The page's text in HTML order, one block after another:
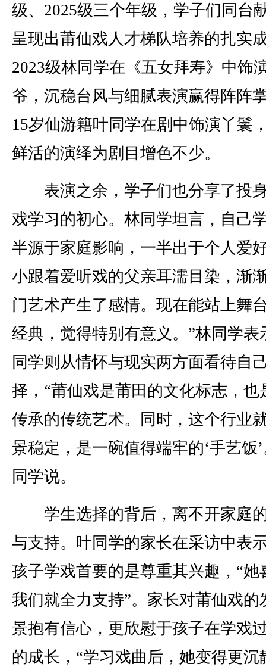
级、2025级三个年级，学子们同台
呈现出莆仙戏人才梯队培养的扎实
2023级林同学在《五女拜寿》中饰
爷，沉稳台风与细腻表演赢得阵阵
15岁仙游籍叶同学在剧中饰演丫鬟
鲜活的演绎为剧目增色不少。
表演之余，学子们也分享了投
戏学习的初心。林同学坦言，自己
半源于家庭影响，一半出于个人爱
小跟着爱听戏的父亲耳濡目染，渐
门艺术产生了感情。现在能站上舞
经典，觉得特别有意义。”林同学表
同学则从情怀与现实两方面看待自
择，“莆仙戏是莆田的文化标志，也
传承的传统艺术。同时，这个行业
景稳定，是一碗值得端牢的‘手艺饭
同学说。
学生选择的背后，离不开家庭
与支持。叶同学的家长在采访中表
孩子学戏首要的是尊重其兴趣，“她
我们就全力支持”。家长对莆仙戏的
景抱有信心，更欣慰于孩子在学戏
的成长，“学习戏曲后，她变得更沉